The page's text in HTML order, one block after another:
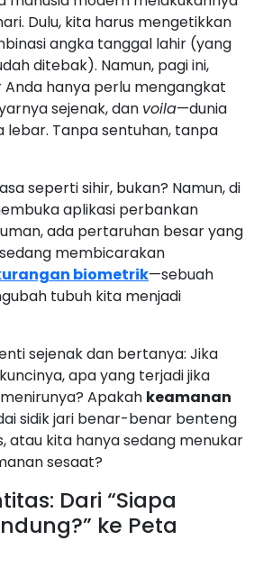
Dulu, kita harus mengetikkan
angka tanggal lahir (yang
ditebak). Namun, pagi ini,
hanya perlu mengangkat
sejenak, dan voila—dunia
lebar. Tanpa sentuhan, tanpa
seperti sihir, bukan? Namun, di
aplikasi perbankan
ada pertaruhan besar yang
membicarakan
biometrik—sebuah
tubuh kita menjadi
sejenak dan bertanya: Jika
apa yang terjadi jika
Apakah keamanan
sidik jari benar-benar benteng
atau kita hanya sedang menukar
sesaat?
Dari “Siapa
ke Peta